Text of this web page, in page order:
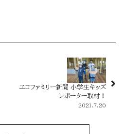
エコファミリー新聞 小学生キッズ
レポーター取材！
2021.7.20